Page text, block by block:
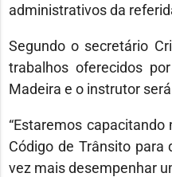
administrativos da
Segundo o secretário
trabalhos oferecidos
Madeira e o instrutor
“Estaremos
Código de Trânsito
vez mais desempenhar